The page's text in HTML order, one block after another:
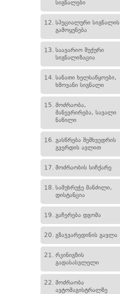
სიგნალები
12. სპეციალური სიგნალის
გამოყენება
13. საავარიო შუქური
სიგნალიზაცია
14. სანათი ხელსაწყოები,
ხმოვანი სიგნალი
15. მოძრაობა,
მანევრირება, სავალი
ნაწილი
16. გასწრება შემხვედრის
გვერდის ავლით
17. მოძრაობის სიჩქარე
18. სამუხრუჭე მანძილი,
დისტანცია
19. გაჩერება დგომა
20. გზაჯვარედინის გავლა
21. რკინიგზის
გადასასვლელი
22. მოძრაობა
ავტომაგისტრალზე